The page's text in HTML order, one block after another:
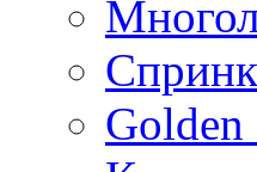
Golden